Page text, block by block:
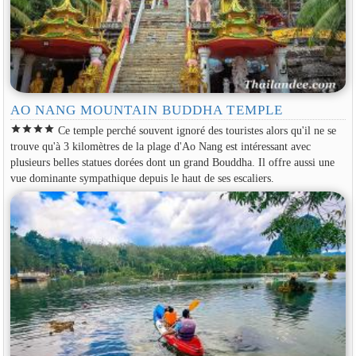
AO NANG MOUNTAIN BUDDHA TEMPLE
starstarstarstar Ce temple perché souvent ignoré des touristes alors qu'il ne se
trouve qu'à 3 kilomètres de la plage d'Ao Nang est intéressant avec
plusieurs belles statues dorées dont un grand Bouddha. Il offre aussi une
vue dominante sympathique depuis le haut de ses escaliers.